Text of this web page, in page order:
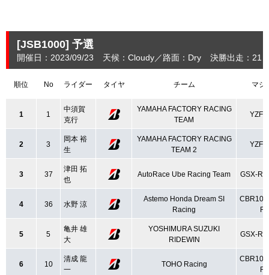
[JSB1000] 予選
開催日：2023/09/23 天候：Cloudy 路面：Dry 決勝出走：21
順位 No ライダー タイヤ チーム マシ
1 1
中須賀
克行
YAMAHA FACTORY RACING
TEAM
YZF-
2 3
岡本 裕
生
YAMAHA FACTORY RACING
TEAM 2
YZF-
3 37
津田 拓
也
AutoRace Ube Racing Team GSX-
4 36 水野 涼
Astemo Honda Dream SI
Racing
R
5 5
亀井 雄
大
YOSHIMURA SUZUKI
RIDEWIN
GSX-
6 10
清成 龍
一
TOHO Racing
R